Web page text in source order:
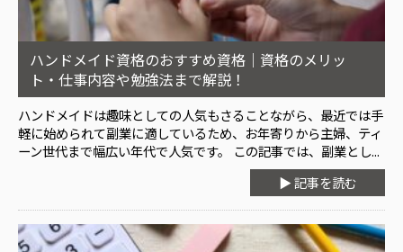
ハンドメイド資格のおすすめ資格｜資格のメリッ
ト・仕事内容や勉強法まで解説！
ハンドメイドは趣味としての人気もさることながら、最近では手
軽に始められて副業に適しているため、お年寄りから主婦、ティ
ーン世代まで幅広い年代で人気です。 この記事では、副業とし...
▶ 記事を読む